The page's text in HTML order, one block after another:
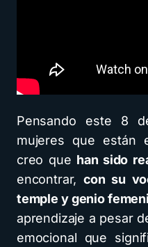
Pensando este 8
mujeres que están
creo que han sido
encontrar, con su
temple y genio
aprendizaje a pesar
emocional que